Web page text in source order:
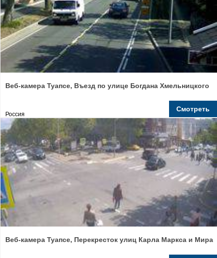
Веб-камера Туапсе, Въезд по улице Богдана Хмельницкого
Россия
Смотреть
Веб-камера Туапсе, Перекресток улиц Карла Маркса и Мира